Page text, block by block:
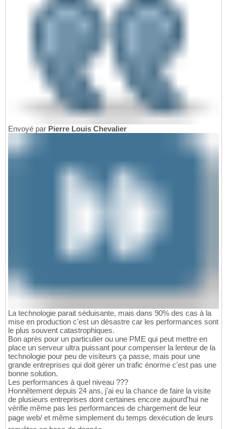
Envoyé par Pierre Louis Chevalier
La technologie parait séduisante, mais dans 90% des cas à la
mise en production c'est un désastre car les performances sont
le plus souvent catastrophiques.
Bon après pour un particulier ou une PME qui peut mettre en
place un serveur ultra puissant pour compenser la lenteur de la
technologie pour peu de visiteurs ça passe, mais pour une
grande entreprises qui doit gérer un trafic énorme c'est pas une
bonne solution.
Les performances à quel niveau ???
Honnêtement depuis 24 ans, j'ai eu la chance de faire la visite
de plusieurs entreprises dont certaines encore aujourd'hui ne
vérifie même pas les performances de chargement de leur
page web/ et même simplement du temps dexécution de leurs